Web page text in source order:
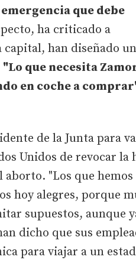
que debe
ha criticado a
han diseñado
"Lo que necesita
en coche a
de la Junta para
Unidos de revocar la
"Los que hemos
hoy alegres, porque
supuestos, aunque
dicho que sus
para viajar a un